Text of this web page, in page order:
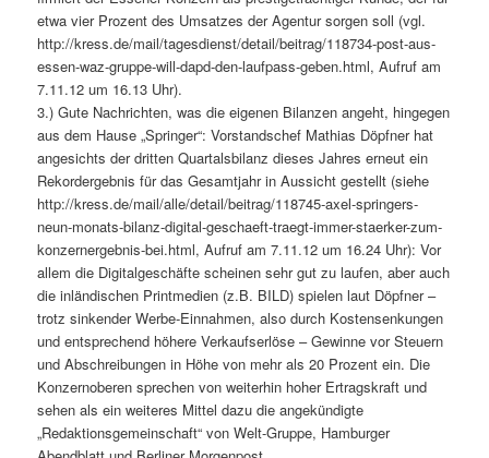
etwa vier Prozent des Umsatzes der Agentur sorgen soll (vgl.
http://kress.de/mail/tagesdienst/detail/beitrag/118734-post-aus-
essen-waz-gruppe-will-dapd-den-laufpass-geben.html, Aufruf am
7.11.12 um 16.13 Uhr).
3.) Gute Nachrichten, was die eigenen Bilanzen angeht, hingegen
aus dem Hause „Springer“: Vorstandschef Mathias Döpfner hat
angesichts der dritten Quartalsbilanz dieses Jahres erneut ein
Rekordergebnis für das Gesamtjahr in Aussicht gestellt (siehe
http://kress.de/mail/alle/detail/beitrag/118745-axel-springers-
neun-monats-bilanz-digital-geschaeft-traegt-immer-staerker-zum-
konzernergebnis-bei.html, Aufruf am 7.11.12 um 16.24 Uhr): Vor
allem die Digitalgeschäfte scheinen sehr gut zu laufen, aber auch
die inländischen Printmedien (z.B. BILD) spielen laut Döpfner –
trotz sinkender Werbe-Einnahmen, also durch Kostensenkungen
und entsprechend höhere Verkaufserlöse – Gewinne vor Steuern
und Abschreibungen in Höhe von mehr als 20 Prozent ein. Die
Konzernoberen sprechen von weiterhin hoher Ertragskraft und
sehen als ein weiteres Mittel dazu die angekündigte
„Redaktionsgemeinschaft“ von Welt-Gruppe, Hamburger